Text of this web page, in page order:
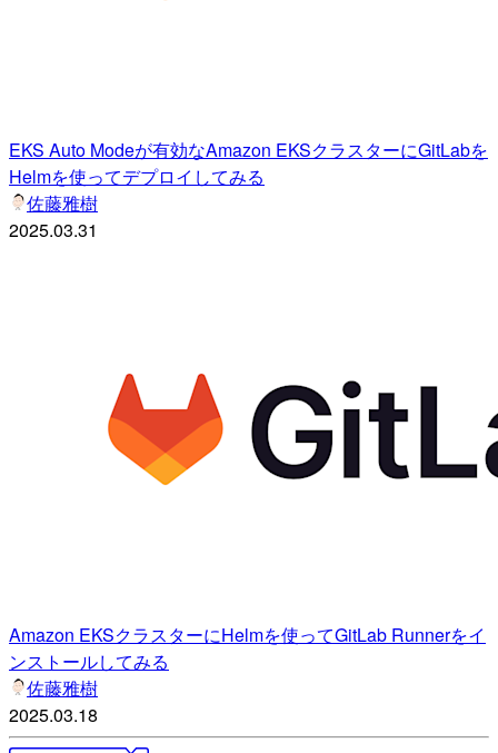
EKS Auto Modeが有効なAmazon EKSクラスターにGitLabを
Helmを使ってデプロイしてみる
佐藤雅樹
2025.03.31
Amazon EKSクラスターにHelmを使ってGitLab Runnerをイ
ンストールしてみる
佐藤雅樹
2025.03.18